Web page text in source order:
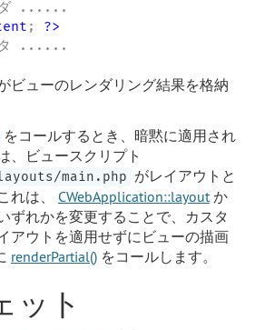
; ?>
タ ......
ビューのレンダリング結果を格納
をコールするとき、暗黙に適用され
、ビュースクリプト
main.php がレイアウトと
れは、 CWebApplication::layout か
ずれかを変更することで、カスタ
アウトを適用せずにビューの描画
renderPartial() をコールします。
ット